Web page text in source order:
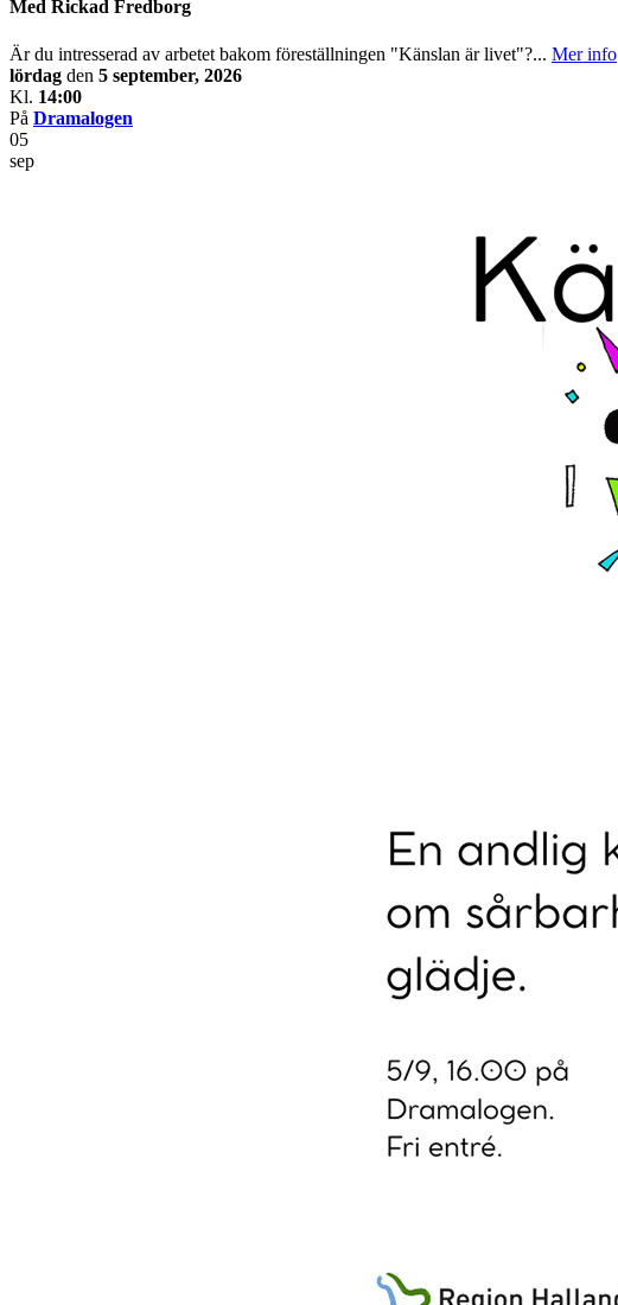
Med Rickad Fredborg
Är du intresserad av arbetet bakom föreställningen "Känslan är livet"?... Mer info
lördag den 5 september, 2026
Kl. 14:00
På Dramalogen
05
sep